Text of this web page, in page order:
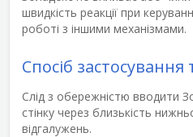
швидкість реакції при
роботі з іншими механізмами.
Спосіб застосування
Слід з обережністю вводити
стінку через близькість
відгалужень.